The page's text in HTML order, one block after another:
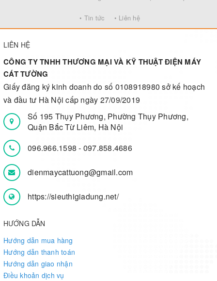
• Tin tức • Liên hệ
LIÊN HỆ
CÔNG TY TNHH THƯƠNG MẠI VÀ KỸ THUẬT ĐIỆN MÁY
CÁT TƯỜNG
Giấy đăng ký kinh doanh do số 0108918980 sở kế hoạch
và đầu tư Hà Nội cấp ngày 27/09/2019
Số 195 Thụy Phương, Phường Thụy Phương,
Quận Bắc Từ Liêm, Hà Nội
096.966.1598- 097.858.4686
dienmaycattuong@gmail.com
https://sieuthigiadung.net/
HƯỚNG DẪN
Hướng dẫn mua hàng
Hướng dẫn thanh toán
Hướng dẫn giao nhận
Điều khoản dịch vụ